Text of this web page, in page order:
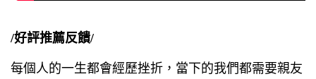
/好評推薦反饋/
每個人的一生都會經歷挫折，當下的我們都需要親友